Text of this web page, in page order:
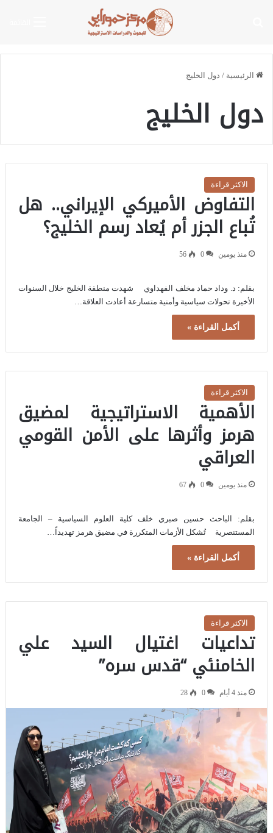
الرئيسية / دول الخليج
دول الخليج
الاكثر قراءة
التفاوض الأميركي الإيراني.. هل
تُباع الجزر أم يُعاد رسم الخليج؟
منذ يومين 0
56
بقلم: د. وداد حماد مخلف الفهداوي شهدت منطقة الخليج خلال السنوات
الأخيرة تحولات سياسية وأمنية متسارعة أعادت العلاقة…
أكمل القراءة »
الاكثر قراءة
الأهمية الاستراتيجية لمضيق
هرمز وأثرها على الأمن القومي
العراقي
منذ يومين 0
67
بقلم: الباحث حسين صبري خلف كلية العلوم السياسية – الجامعة
المستنصرية تُشكل الأزمات المتكررة في مضيق هرمز تهديداً…
أكمل القراءة »
الاكثر قراءة
تداعيات اغتيال السيد علي
الخامنئي “قدس سره”
منذ 4 أيام 0
28